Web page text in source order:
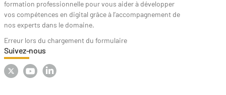
Management
Nos offres de formations
Formations en elearning
Formations certifiantes
Formations en blended
Formations sur-mesure